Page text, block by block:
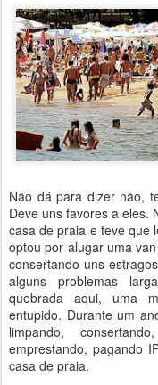
Não dá para dizer não,
Deve uns favores a eles.
casa de praia e teve que
optou por alugar uma
consertando uns
alguns problemas
quebrada aqui, uma
entupido. Durante um
limpando,
emprestando, pagando
casa de praia.